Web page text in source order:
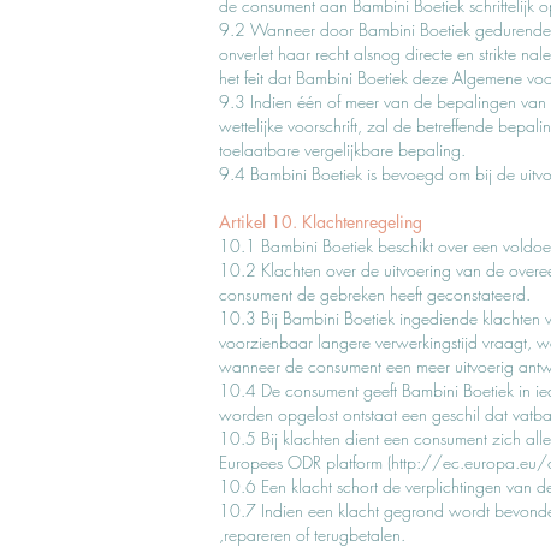
de consument aan Bambini Boetiek
9.2 Wanneer door Bambini Boetiek
onverlet haar recht alsnog directe en strikte
het feit dat Bambini Boetiek deze Algemene
9.3 Indien één of meer van de bepalingen
wettelijke voorschrift, zal de betreffende
toelaatbare vergelijkbare bepaling.
9.4 Bambini Boetiek is bevoegd om bij de
Artikel 10. Klachtenregeling
10.1 Bambini Boetiek beschikt over een
10.2 Klachten over de uitvoering van de
consument de gebreken heeft geconstateerd.
10.3 Bij Bambini Boetiek ingediende
voorzienbaar langere verwerkingstijd vraagt,
wanneer de consument een meer uitvoerig
10.4 De consument geeft Bambini Boetiek in
worden opgelost ontstaat een geschil dat
10.5 Bij klachten dient een consument zich
Europees ODR platform (http://ec.europa.eu/
10.6 Een klacht schort de verplichtingen van
10.7 Indien een klacht gegrond wordt
,repareren of terugbetalen.